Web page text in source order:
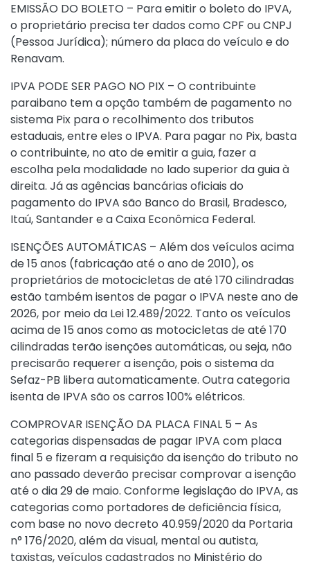
EMISSÃO DO BOLETO – Para emitir o boleto do IPVA,
o proprietário precisa ter dados como CPF ou CNPJ
(Pessoa Jurídica); número da placa do veículo e do
Renavam.
IPVA PODE SER PAGO NO PIX – O contribuinte
paraibano tem a opção também de pagamento no
sistema Pix para o recolhimento dos tributos
estaduais, entre eles o IPVA. Para pagar no Pix, basta
o contribuinte, no ato de emitir a guia, fazer a
escolha pela modalidade no lado superior da guia à
direita. Já as agências bancárias oficiais do
pagamento do IPVA são Banco do Brasil, Bradesco,
Itaú, Santander e a Caixa Econômica Federal.
ISENÇÕES AUTOMÁTICAS – Além dos veículos acima
de 15 anos (fabricação até o ano de 2010), os
proprietários de motocicletas de até 170 cilindradas
estão também isentos de pagar o IPVA neste ano de
2026, por meio da Lei 12.489/2022. Tanto os veículos
acima de 15 anos como as motocicletas de até 170
cilindradas terão isenções automáticas, ou seja, não
precisarão requerer a isenção, pois o sistema da
Sefaz-PB libera automaticamente. Outra categoria
isenta de IPVA são os carros 100% elétricos.
COMPROVAR ISENÇÃO DA PLACA FINAL 5 – As
categorias dispensadas de pagar IPVA com placa
final 5 e fizeram a requisição da isenção do tributo no
ano passado deverão precisar comprovar a isenção
até o dia 29 de maio. Conforme legislação do IPVA, as
categorias como portadores de deficiência física,
com base no novo decreto 40.959/2020 da Portaria
n° 176/2020, além da visual, mental ou autista,
taxistas, veículos cadastrados no Ministério do